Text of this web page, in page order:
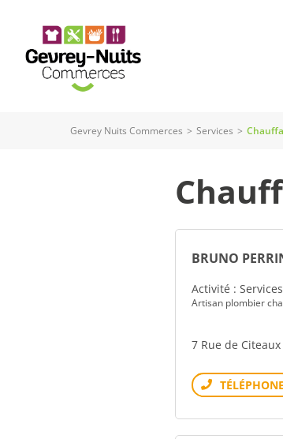
Gevrey Nuits Commerces > Services >
BRUNO
Activité :
Artisan plombier
7 Rue de Citeaux
Téléphone